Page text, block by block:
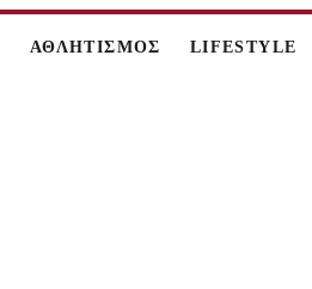
ΑΘΛΗΤΙΣΜΟΣ LIFESTYLE